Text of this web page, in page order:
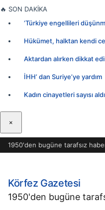
İçeriğe
🔥 SON DAKİKA
‘Türkiye engellileri
Hükümet, halktan kendi
Aktardan alırken dikkat
İHH’ dan Suriye’ye yardım
Kadın cinayetleri sayısı
×
1950'den bugüne tarafsız
Körfez Gazetesi
1950'den bugüne